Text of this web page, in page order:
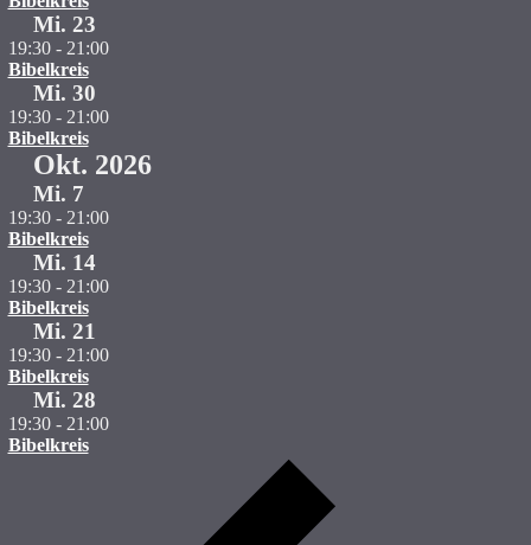
Mi. 23
19:30- 21:00
Bibelkreis
Mi. 30
19:30- 21:00
Bibelkreis
Okt. 2026
Mi. 7
19:30- 21:00
Bibelkreis
Mi. 14
19:30- 21:00
Bibelkreis
Mi. 21
19:30- 21:00
Bibelkreis
Mi. 28
19:30- 21:00
Bibelkreis